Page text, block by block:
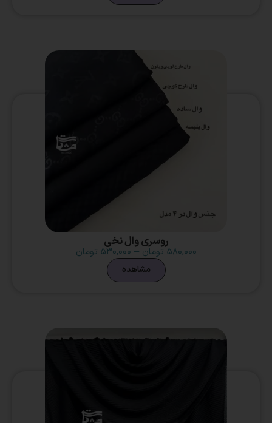
روسری وال نخی
۵۸۰,۰۰۰ تومان – ۵۳۰,۰۰۰ تومان
مشاهده